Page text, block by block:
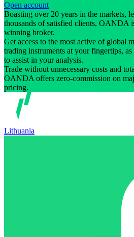
Open account
Boasting over 20 years in the markets,
thousands of satisfied clients, OANDA
winning broker.
Get access to the most active of global
trading instruments at your fingertips,
to assist in your analysis.
Trade without unnecessary costs and
OANDA offers zero-commission on
pricing.
Lithuania